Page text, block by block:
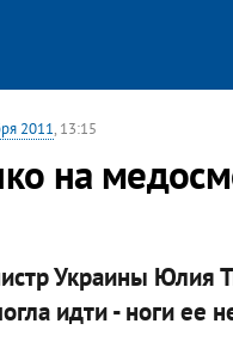
2011, 13:15
на
Украины Юлия
идти - ноги ее